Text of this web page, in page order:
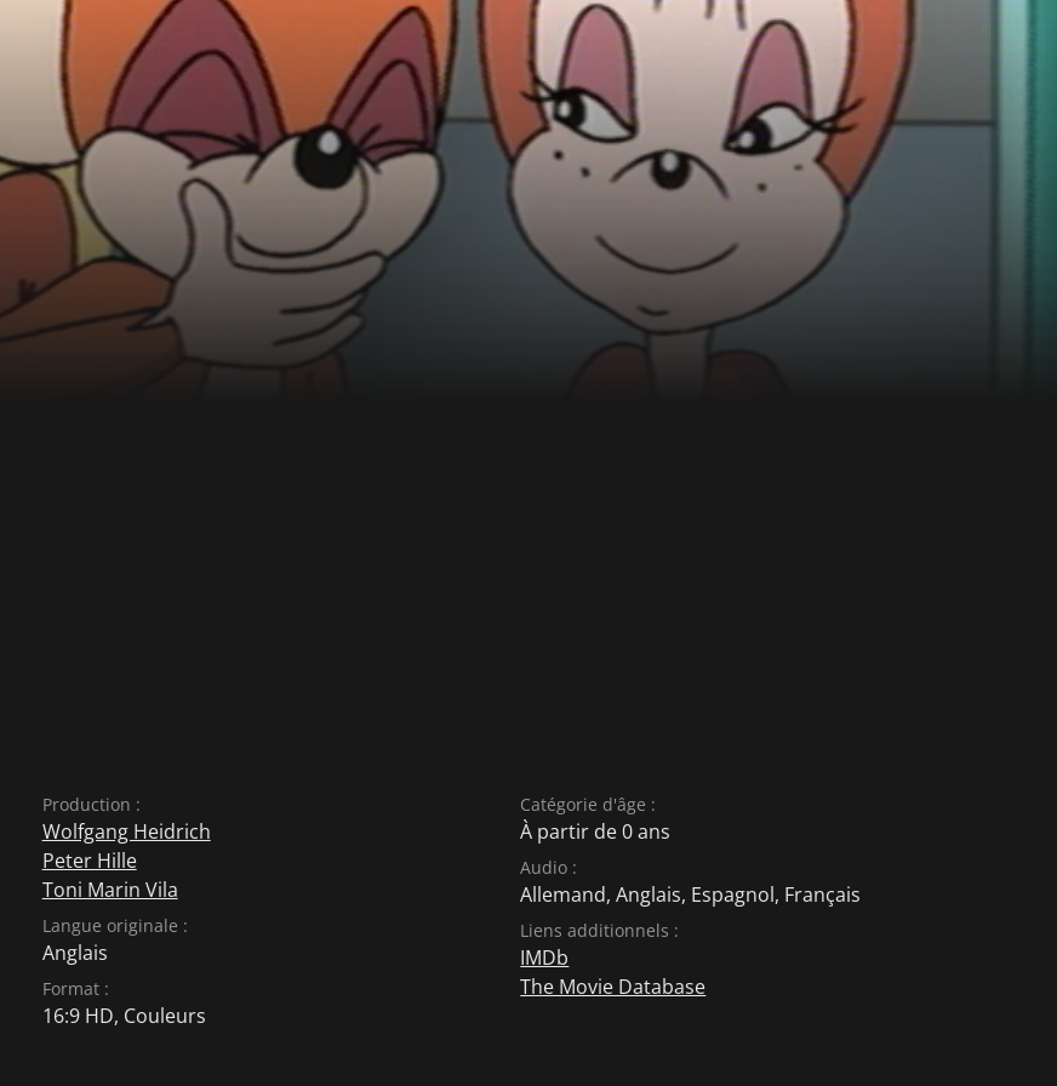
Production :
Wolfgang Heidrich
Peter Hille
Toni Marin Vila
Langue originale :
Anglais
Format :
16:9 HD, Couleurs
Catégorie d'âge :
À partir de 0 ans
Audio :
Allemand,Anglais, Espagnol, Français
Liens additionnels :
IMDb
The Movie Database